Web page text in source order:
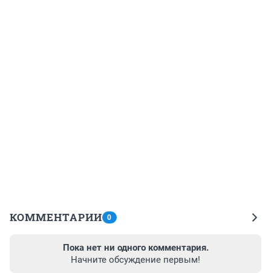
КОММЕНТАРИИ 0
Пока нет ни одного комментария.
Начните обсуждение первым!